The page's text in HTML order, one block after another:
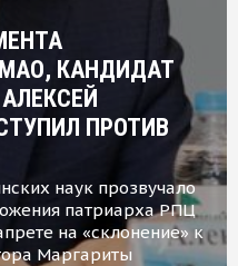
КАНДИДАТ
ПРОТИВ
наук прозвучало
патриарха РПЦ
на «склонение» к
Маргариты